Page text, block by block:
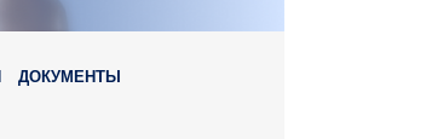
ДОКУМЕНТЫ